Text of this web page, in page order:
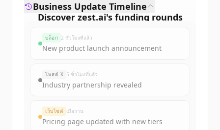
Discover zest.ai's funding rounds
Sign up for free to view all
roundsofzest.ai.
มีบัญชีอยู่แล้วใช่ไหม ลงชื่อเข้าใช้
Business Update Timeline
บล็อก 2 ชั่วโมงที่แล้ว
New product launch announcement
โพสต์ X 5 ชั่วโมงที่แล้ว
Industry partnership revealed
เว็บไซต์ เมื่อวาน
Pricing page updated with new tiers